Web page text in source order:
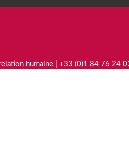
humaine | +33 (0)1 84 76 24